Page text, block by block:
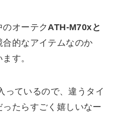
オーテク ATH-M70xと
合的なアイテムなのか
す。
っているので、違うタイ
たらすごく嬉しいなー